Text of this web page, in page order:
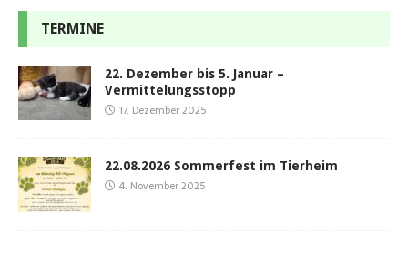
TERMINE
22. Dezember bis 5. Januar –
Vermittelungsstopp
17. Dezember 2025
22.08.2026 Sommerfest im Tierheim
4. November 2025